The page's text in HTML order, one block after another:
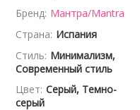
Бренд: Мантра/Mantra
Страна: Испания
Стиль: Минимализм,
Современный стиль
Цвет: Серый, Темно-
серый